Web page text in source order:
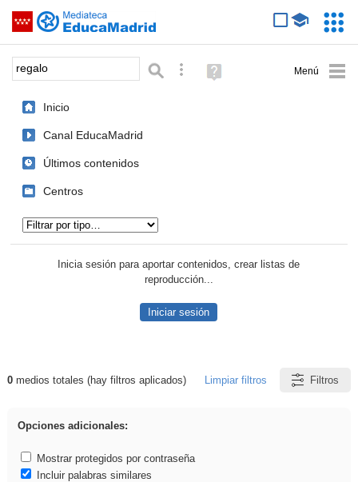
Saltar navegación
Palabra o frase: Búsqueda avanzada
Ayuda
(en
Inicio
Canal EducaMadrid
Últimos contenidos
Centros
Inicia sesión para aportar contenidos, crear listas de
reproducción...
Iniciar sesión
Resultados de: regalo
0medios totales (hay filtros aplicados) Limpiar filtros Filtros
Opciones adicionales:
Mostrar protegidos por contraseña
Incluir palabras similares